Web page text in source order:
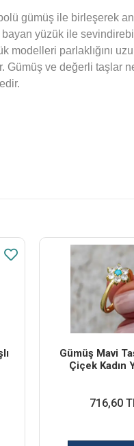
gümüş ile birleşerek
yüzük ile
modelleri parlaklığını
ve değerli taşlar
Gümüş Mavi
Çiçek Kadın
716,60